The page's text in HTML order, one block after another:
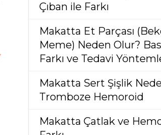
Çıban ile Farkı
Makatta Et Parçası
Meme) Neden Olur?
Farkı ve Tedavi
Makatta Sert Şişlik
Tromboze Hemoroid
Makatta Çatlak ve